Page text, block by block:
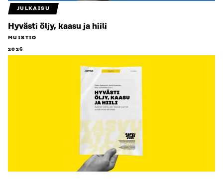
JULKAISU
Hyvästi öljy, kaasu ja hiili
MUISTIO
2026